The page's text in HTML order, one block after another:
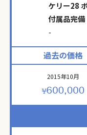
ケリー28
付属品完備
-
過去の価格
2015年10月
¥600,000